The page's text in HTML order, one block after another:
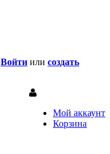
Войти или создать
Мой аккаунт
Корзина